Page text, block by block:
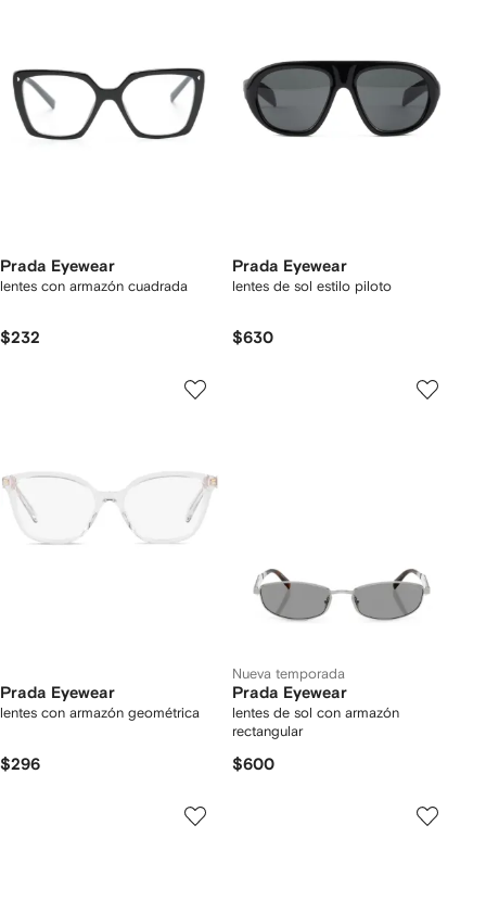
Prada Eyewear
lentes con armazón cuadrada
$232
Prada Eyewear
lentes de sol estilo piloto
$630
Prada Eyewear
lentes con armazón geométrica
$296
Nueva temporada
Prada Eyewear
lentes de sol con armazón
rectangular
$600